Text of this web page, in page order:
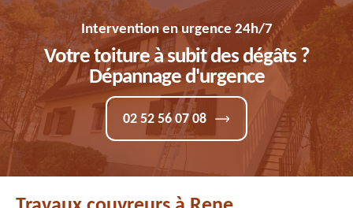
Intervention en urgence 24h/7
Votre toiture à subit des dégâts ?
Dépannage d'urgence
02 52 56 07 08